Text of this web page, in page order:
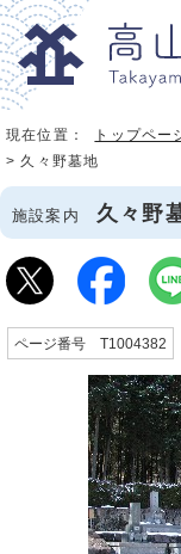
現在位置： トップペー
> 久々野墓地
施設案内 久々野
ページ番号 T1004382